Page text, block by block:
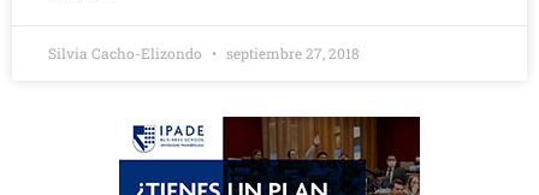
Silvia Cacho-Elizondo septiembre 27, 2018